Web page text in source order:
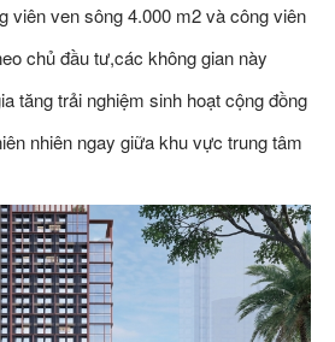
viên ven sông 4.000 m2 và công viên
chủ đầu tư,các không gian này
tăng trải nghiệm sinh hoạt cộng đồng
nhiên ngay giữa khu vực trung tâm